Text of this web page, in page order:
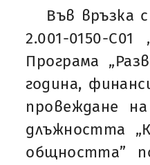
Във връзка
2.001-0150-
Програма
година,
провеждане
длъжността
общността”